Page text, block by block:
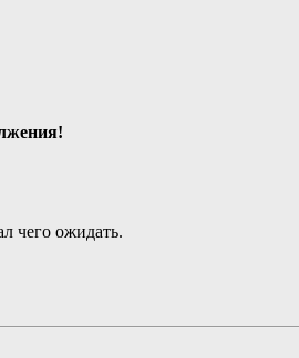
чего ожидать.